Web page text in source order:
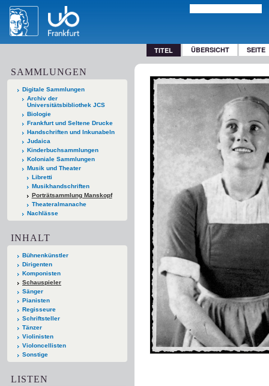
TITEL ÜBERSICHT SEITE
SAMMLUNGEN
Digitale Sammlungen
Archiv der
Universitätsbibliothek JCS
Biologie
Frankfurt und Seltene Drucke
Handschriften und Inkunabeln
Judaica
Kinderbuchsammlungen
Koloniale Sammlungen
Musik und Theater
Libretti
Musikhandschriften
Porträtsammlung Manskopf
Theateralmanache
Nachlässe
INHALT
Bühnenkünstler
Dirigenten
Komponisten
Schauspieler
Sänger
Pianisten
Regisseure
Schriftsteller
Tänzer
Violinisten
Violoncellisten
Sonstige
LISTEN